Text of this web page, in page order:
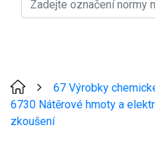
67 Výrobky
6730 Nátěrové hmoty a
zkoušení